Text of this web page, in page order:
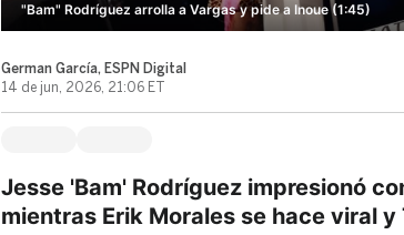
"Bam" Rodríguez arrolla a Vargas y pide a Inoue (1:45)
German García, ESPN Digital
14 de jun, 2026, 21:06 ET
Jesse 'Bam' Rodríguez impresionó
mientras Erik Morales se hace viral